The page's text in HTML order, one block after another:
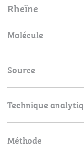
Rheïne
Molécule
Source
Technique
Méthode